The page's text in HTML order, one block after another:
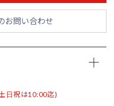
お問い合わせ
日祝は10:00迄)